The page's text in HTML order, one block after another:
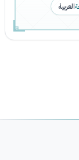
العربية